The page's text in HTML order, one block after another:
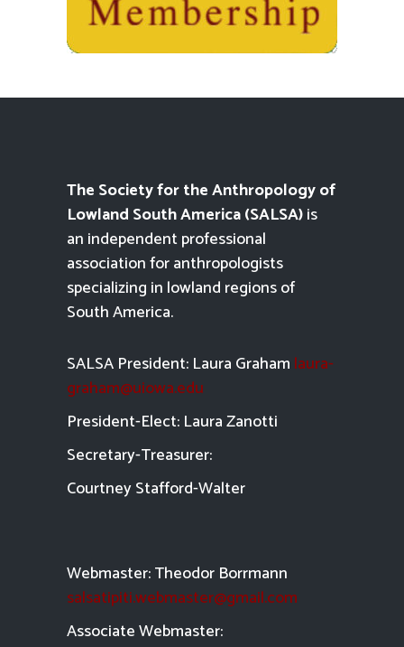
The Society for the Anthropology of
Lowland South America (SALSA)is
an independent professional
association for anthropologists
specializing in lowland regions of
South America.
SALSA President: Laura Graham laura-
graham@uiowa.edu
President-Elect: Laura Zanotti
Secretary-Treasurer:
Courtney Stafford-Walter
Webmaster: Theodor Borrmann
salsatipiti.webmaster@gmail.com
Associate Webmaster: